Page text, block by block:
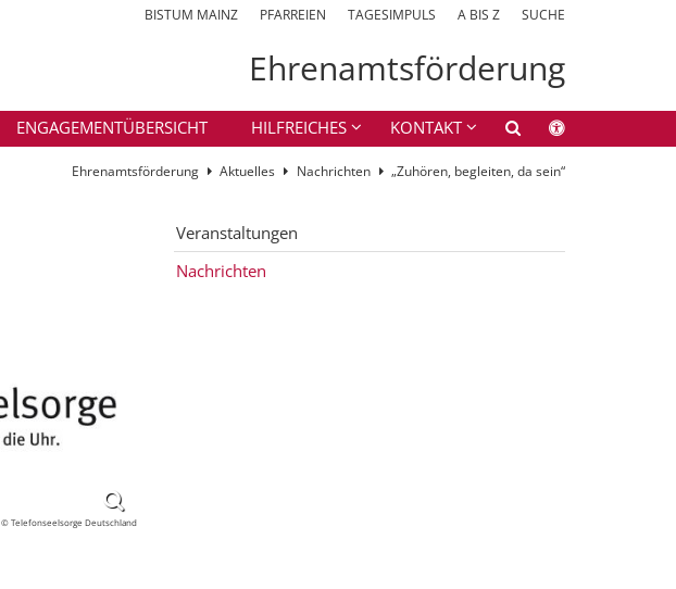
BISTUM MAINZ PFARREIEN TAGESIMPULS A BIS Z SUCHE
Ehrenamtsförderung
ENGAGEMENTÜBERSICHT HILFREICHES KONTAKT
Ehrenamtsförderung Aktuelles Nachrichten „Zuhören, begleiten, da sein“
© Telefonseelsorge Deutschland
Veranstaltungen
Nachrichten